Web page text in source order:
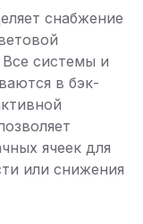
снабжение
системы и
в бэк-
ячеек для
или снижения